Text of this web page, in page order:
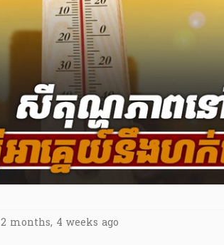
2 months, 4 weeks ago